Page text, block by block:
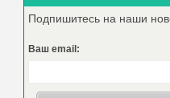
Подпишитесь на наши
Ваш email: